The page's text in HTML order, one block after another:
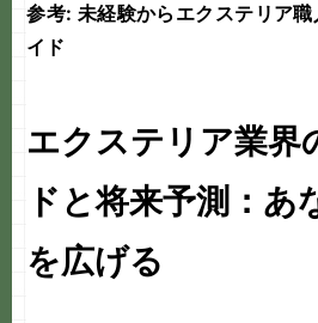
参考: 未経験からエクステリア
イド
エクステリア業界
ドと将来予測：あ
を広げる